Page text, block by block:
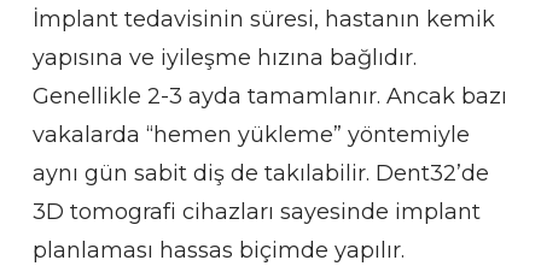
İmplant tedavisinin süresi, hastanın kemik
yapısına ve iyileşme hızına bağlıdır.
Genellikle 2-3 ayda tamamlanır. Ancak bazı
vakalarda “hemen yükleme” yöntemiyle
aynı gün sabit diş de takılabilir. Dent32’de
3D tomografi cihazları sayesinde implant
planlaması hassas biçimde yapılır.